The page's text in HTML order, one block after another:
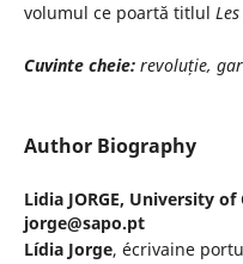
volumul ce poartă titlul
Cuvinte cheie: revoluție,
Author Biography
Lidia JORGE, University of
jorge@sapo.pt
Lídia Jorge, écrivaine